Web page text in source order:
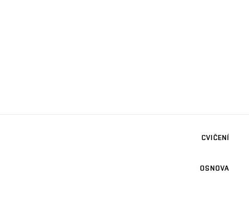
CVIČENÍ
OSNOVA